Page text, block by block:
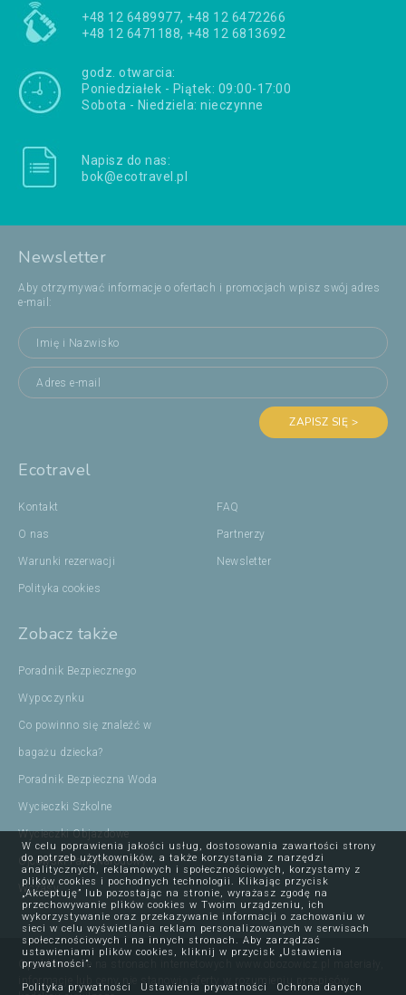
+48 12 6489977, +48 12 6472266
+48 12 6471188, +48 12 6813692
godz. otwarcia:
Poniedziałek - Piątek: 09:00-17:00
Sobota - Niedziela: nieczynne
Napisz do nas:
bok@ecotravel.pl
Newsletter
Aby otrzymywać informacje o ofertach i promocjach wpisz swój adres
e-mail:
ZAPISZ SIĘ >
Ecotravel
Kontakt
O nas
Warunki rezerwacji
Polityka cookies
FAQ
Partnerzy
Newsletter
Zobacz także
Poradnik Bezpiecznego
Wypoczynku
Co powinno się znaleźć w
bagażu dziecka?
Poradnik Bezpieczna Woda
Wycieczki Szkolne
Wycieczki Objazdowe
Ojcowski Park Narodowy
Wczasy
Opublikowane na stronach internetowych www.obozowicz.pl materiały,
informacje lub ceny nie stanowią oferty w rozumieniu przepisów
W celu poprawienia jakości usług, dostosowania zawartości strony
do potrzeb użytkowników, a także korzystania z narzędzi
analitycznych, reklamowych i społecznościowych, korzystamy z
plików cookies i pochodnych technologii. Klikając przycisk
„Akceptuję” lub pozostając na stronie, wyrażasz zgodę na
przechowywanie plików cookies w Twoim urządzeniu, ich
wykorzystywanie oraz przekazywanie informacji o zachowaniu w
sieci w celu wyświetlania reklam personalizowanych w serwisach
społecznościowych i na innych stronach. Aby zarządzać
ustawieniami plików cookies, kliknij w przycisk „Ustawienia
prywatności”.
Polityka prywatności
Ustawienia prywatności Ochrona danych